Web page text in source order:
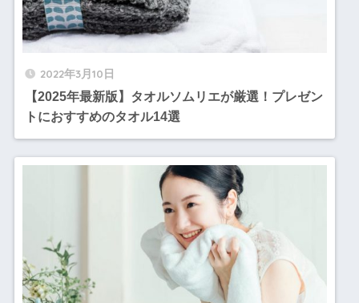
2022年3月10日
【2025年最新版】タオルソムリエが厳選！プレゼン
トにおすすめのタオル14選